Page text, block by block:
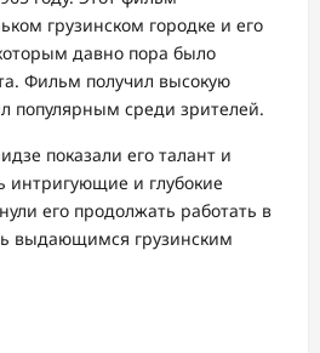
грузинском городке и его
давно пора было
Фильм получил высокую
популярным среди зрителей.
показали его талант и
интригующие и глубокие
его продолжать работать в
выдающимся грузинским